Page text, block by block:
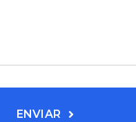
ENVIAR